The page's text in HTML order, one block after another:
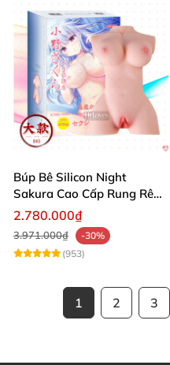
Búp Bê Silicon Night
Sakura Cao Cấp Rung Rên
Thực Tế
2.780.000₫
3.971.000₫
-30%
(953)
1 2 3